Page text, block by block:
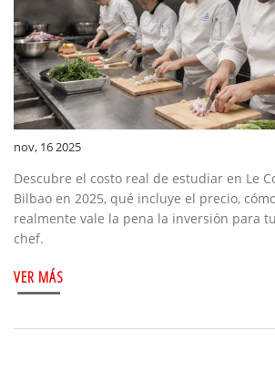
nov, 16 2025
Descubre el costo real de estudiar en Le
Bilbao en 2025, qué incluye el precio,
realmente vale la pena la inversión para
chef.
VER MÁS